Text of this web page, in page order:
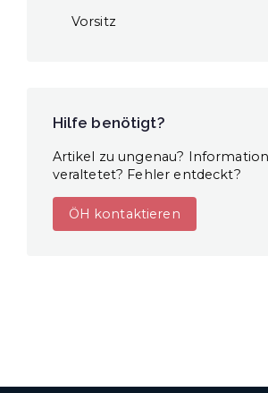
Vorsitz
Hilfe benötigt?
Artikel zu ungenau?
veraltetet? Fehler entdeckt?
ÖH kontaktieren